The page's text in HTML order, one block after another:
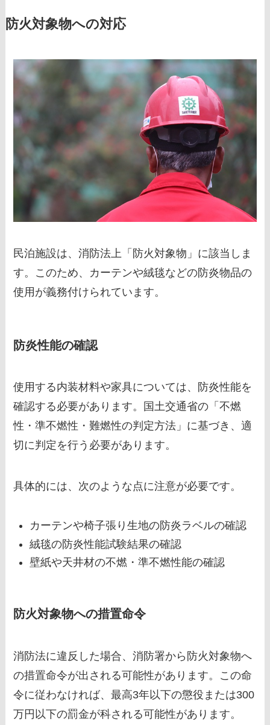
防火対象物への対応
民泊施設は、消防法上「防火対象物」に該当しま
す。このため、カーテンや絨毯などの防炎物品の
使用が義務付けられています。
防炎性能の確認
使用する内装材料や家具については、防炎性能を
確認する必要があります。国土交通省の「不燃
性・準不燃性・難燃性の判定方法」に基づき、適
切に判定を行う必要があります。
具体的には、次のような点に注意が必要です。
カーテンや椅子張り生地の防炎ラベルの確認
絨毯の防炎性能試験結果の確認
壁紙や天井材の不燃・準不燃性能の確認
防火対象物への措置命令
消防法に違反した場合、消防署から防火対象物へ
の措置命令が出される可能性があります。この命
令に従わなければ、最高3年以下の懲役または300
万円以下の罰金が科される可能性があります。